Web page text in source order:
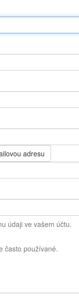
adresu
údaji ve vašem účtu.
často používané.